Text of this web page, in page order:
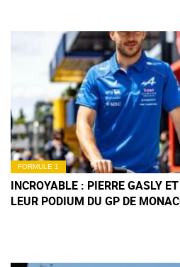
FORMULE 1
INCROYABLE : PIERRE GASLY
LEUR PODIUM DU GP DE